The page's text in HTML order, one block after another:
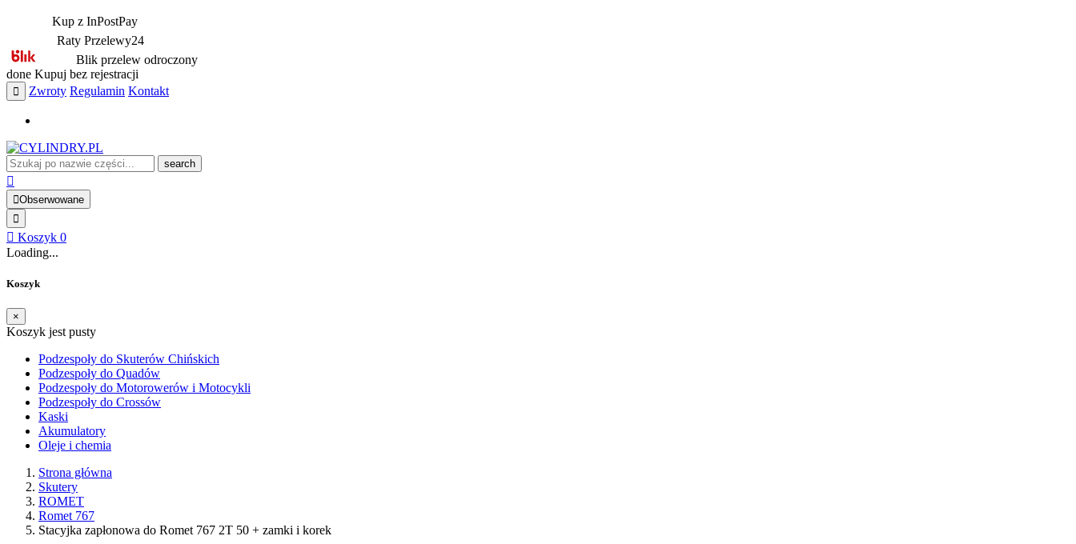
Kup z InPostPay
Raty Przelewy24
Blik przelew odroczony
done Kupuj bez rejestracji
Zwroty Regulamin Kontakt
search
Obserwowane
Koszyk 0
Loading...
Koszyk
×
Koszyk jest pusty
Podzespoły do Skuterów Chińskich
Podzespoły do Quadów
Podzespoły do Motorowerów i Motocykli
Podzespoły do Crossów
Kaski
Akumulatory
Oleje i chemia
Strona główna
Skutery
ROMET
Romet 767
Stacyjka zapłonowa do Romet 767 2T 50 + zamki i korek